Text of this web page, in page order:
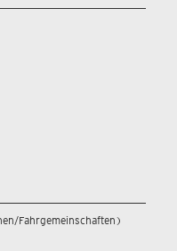
Fahrgemeinschaften)